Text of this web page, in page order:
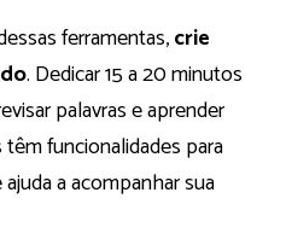
ferramentas,crie
. Dedicar 15 a 20 minutos
palavras e aprender
funcionalidades para
a acompanhar sua